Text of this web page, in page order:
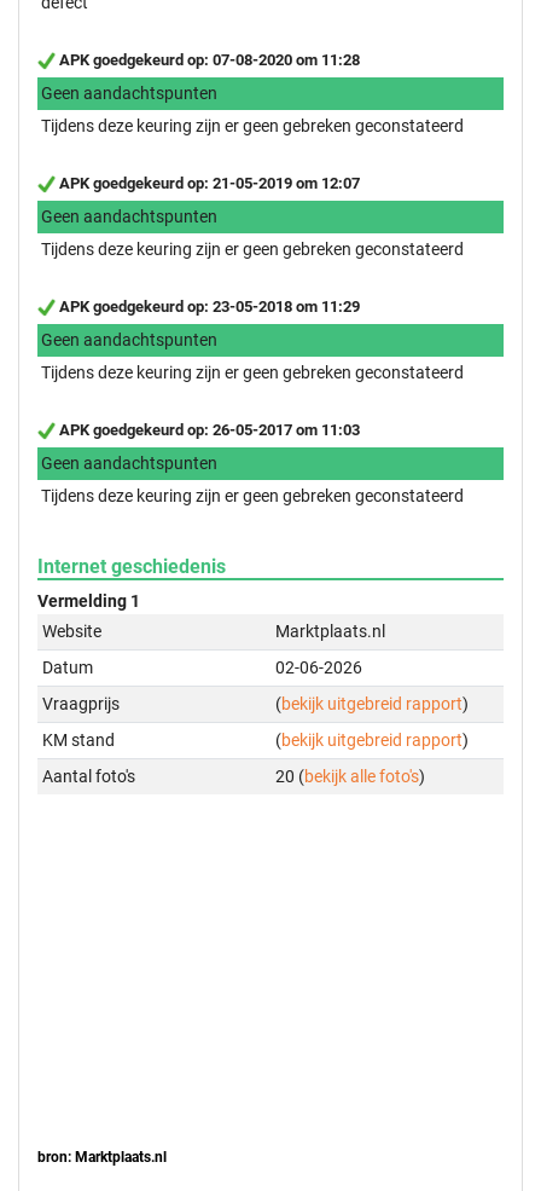
APK goedgekeurd op: 07-08-2020 om 11:28
Geen aandachtspunten
Tijdens deze keuring zijn er geen gebreken geconstateerd
APK goedgekeurd op: 21-05-2019 om 12:07
Geen aandachtspunten
Tijdens deze keuring zijn er geen gebreken geconstateerd
APK goedgekeurd op: 23-05-2018 om 11:29
Geen aandachtspunten
Tijdens deze keuring zijn er geen gebreken geconstateerd
APK goedgekeurd op: 26-05-2017 om 11:03
Geen aandachtspunten
Tijdens deze keuring zijn er geen gebreken geconstateerd
Internet geschiedenis
Vermelding 1
Website
Marktplaats.nl
Datum
02-06-2026
Vraagprijs
(bekijk uitgebreid rapport)
KM stand
(bekijk uitgebreid rapport)
Aantal foto's
20 (bekijk alle foto's)
bron: Marktplaats.nl